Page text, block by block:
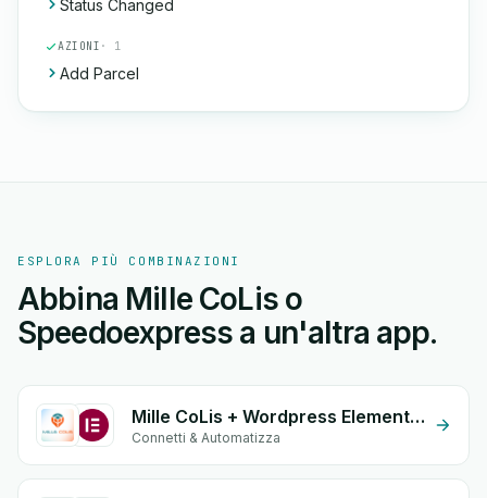
Status Changed
AZIONI · 1
Add Parcel
ESPLORA PIÙ COMBINAZIONI
Abbina Mille CoLis o
Speedoexpress a un'altra app.
Mille CoLis + Wordpress Elementor
Connetti & Automatizza